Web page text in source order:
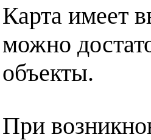
Карта имеет
можно
объекты.
При